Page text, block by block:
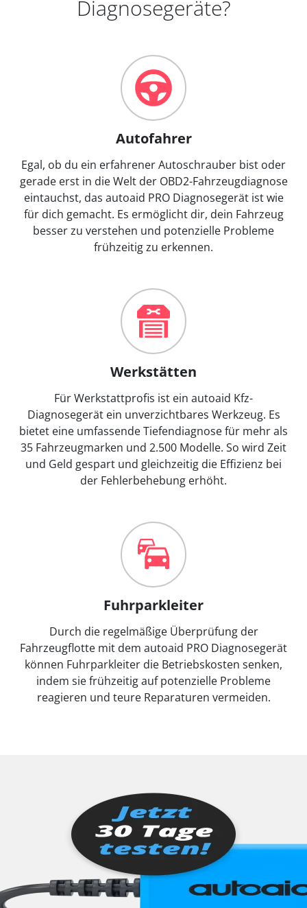
Diagnosegeräte?
Autofahrer
Egal, ob du ein erfahrener Autoschrauber bist oder
gerade erst in die Welt der OBD2-Fahrzeugdiagnose
eintauchst, das autoaid PRO Diagnosegerät ist wie
für dich gemacht. Es ermöglicht dir, dein Fahrzeug
besser zu verstehen und potenzielle Probleme
frühzeitig zu erkennen.
Werkstätten
Für Werkstattprofis ist ein autoaid Kfz-
Diagnosegerät ein unverzichtbares Werkzeug. Es
bietet eine umfassende Tiefendiagnose für mehr als
35 Fahrzeugmarken und 2.500 Modelle. So wird Zeit
und Geld gespart und gleichzeitig die Effizienz bei
der Fehlerbehebung erhöht.
Fuhrparkleiter
Durch die regelmäßige Überprüfung der
Fahrzeugflotte mit dem autoaid PRO Diagnosegerät
können Fuhrparkleiter die Betriebskosten senken,
indem sie frühzeitig auf potenzielle Probleme
reagieren und teure Reparaturen vermeiden.